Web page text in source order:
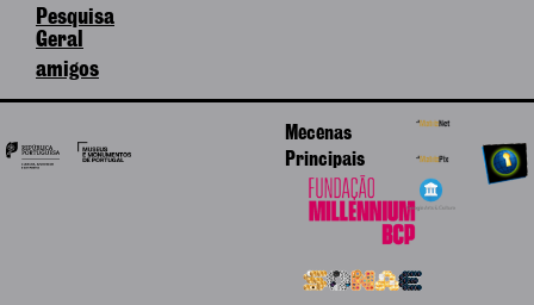
Pesquisa
Geral
amigos
Mecenas
Principais